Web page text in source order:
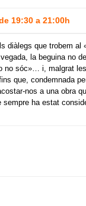
19:30 a 21:00h
diàlegs que trobem al
la beguina no
no sóc»… i, malgrat
que, condemnada
nos a una obra
sempre ha estat